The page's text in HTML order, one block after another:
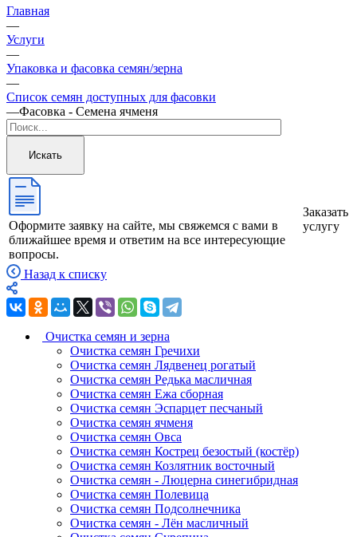
Главная
—
Услуги
—
Упаковка и фасовка семян/зерна
—
Список семян доступных для фасовки
—Фасовка - Семена ячменя
Искать
Оформите заявку на сайте, мы свяжемся с вами в
ближайшее время и ответим на все интересующие
вопросы.
Заказать
услугу
Назад к списку
Очистка семян и зерна
Очистка семян Гречихи
Очистка семян Лядвенец рогатый
Очистка семян Редька масличная
Очистка семян Ежа сборная
Очистка семян Эспарцет песчаный
Очистка семян ячменя
Очистка семян Овса
Очистка семян Кострец безостый (костёр)
Очистка семян Козлятник восточный
Очистка семян - Люцерна синегибридная
Очистка семян Полевица
Очистка семян Подсолнечника
Очистка семян - Лён масличный